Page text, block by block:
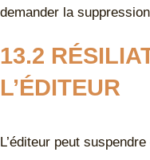
demander la
13.2
L’ÉDITEUR
L’éditeur peut